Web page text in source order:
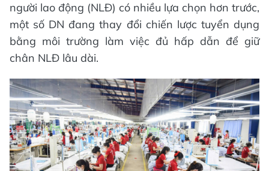
người lao động (NLĐ) có nhiều lựa chọn hơn trước,
một số DN đang thay đổi chiến lược tuyển dụng
bằng môi trường làm việc đủ hấp dẫn để giữ
chân NLĐ lâu dài.